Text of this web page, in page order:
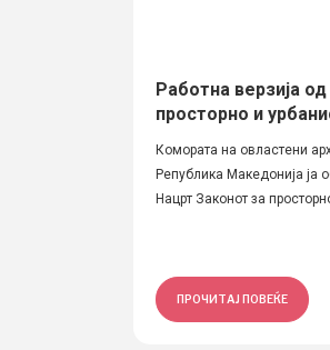
Работна верзија
просторно и
Комората на овластени
Република Македонија ја
Нацрт Законот за
ПРОЧИТАЈ ПОВЕЌЕ